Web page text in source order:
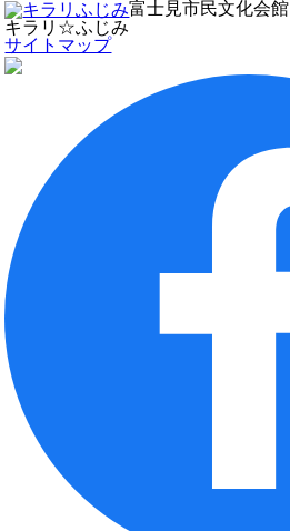
富士見市民文化会館
キラリ☆ふじみ
サイトマップ